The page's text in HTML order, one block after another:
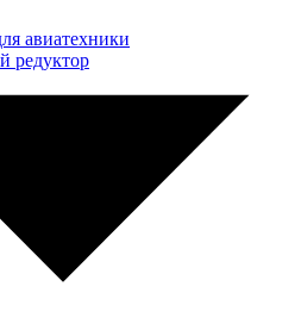
авиатехники
редуктор